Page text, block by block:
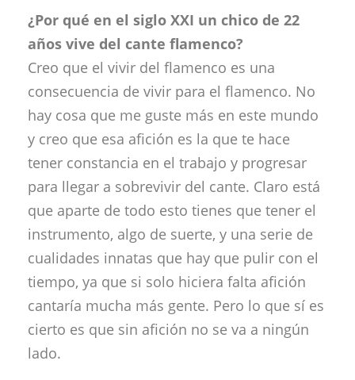
¿Por qué en el siglo XXI un chico de 22
años vive del cante flamenco?
Creo que el vivir del flamenco es una
consecuencia de vivir para el flamenco. No
hay cosa que me guste más en este mundo
y creo que esa afición es la que te hace
tener constancia en el trabajo y progresar
para llegar a sobrevivir del cante. Claro está
que aparte de todo esto tienes que tener el
instrumento, algo de suerte, y una serie de
cualidades innatas que hay que pulir con el
tiempo, ya que si solo hiciera falta afición
cantaría mucha más gente. Pero lo que sí es
cierto es que sin afición no se va a ningún
lado.